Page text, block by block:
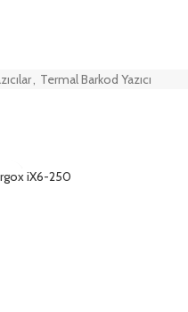
Termal Barkod Yazıcı
iX6-250